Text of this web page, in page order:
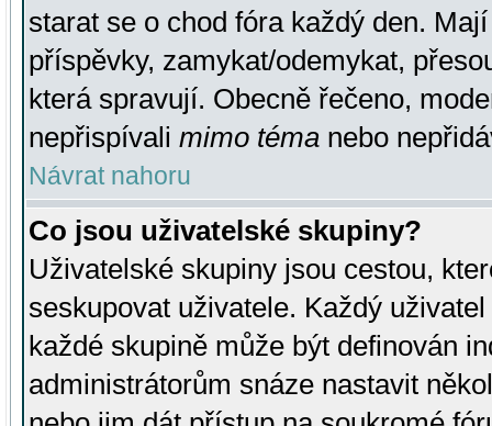
starat se o chod fóra každý den.
příspěvky, zamykat/odemykat,
která spravují. Obecně řečeno,
nepřispívali mimo téma nebo
Návrat nahoru
Co jsou uživatelské skupiny?
Uživatelské skupiny jsou cestou,
seskupovat uživatele. Každý
každé skupině může být definován
administrátorům snáze nastavit